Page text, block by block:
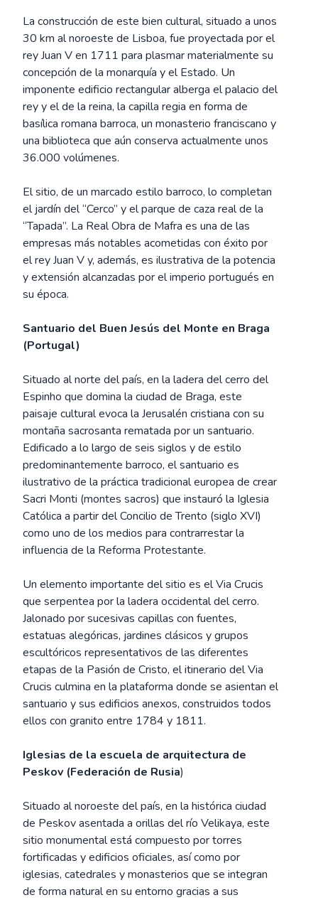
La construcción de este bien cultural, situado a unos
30 km al noroeste de Lisboa, fue proyectada por el
rey Juan V en 1711 para plasmar materialmente su
concepción de la monarquía y el Estado. Un
imponente edificio rectangular alberga el palacio del
rey y el de la reina, la capilla regia en forma de
basílica romana barroca, un monasterio franciscano y
una biblioteca que aún conserva actualmente unos
36.000 volúmenes.
El sitio, de un marcado estilo barroco, lo completan
el jardín del “Cerco” y el parque de caza real de la
“Tapada”. La Real Obra de Mafra es una de las
empresas más notables acometidas con éxito por
el rey Juan V y, además, es ilustrativa de la potencia
y extensión alcanzadas por el imperio portugués en
su época.
Santuario del Buen Jesús del Monte en Braga
(Portugal)
Situado al norte del país, en la ladera del cerro del
Espinho que domina la ciudad de Braga, este
paisaje cultural evoca la Jerusalén cristiana con su
montaña sacrosanta rematada por un santuario.
Edificado a lo largo de seis siglos y de estilo
predominantemente barroco, el santuario es
ilustrativo de la práctica tradicional europea de crear
Sacri Monti (montes sacros) que instauró la Iglesia
Católica a partir del Concilio de Trento (siglo XVI)
como uno de los medios para contrarrestar la
influencia de la Reforma Protestante.
Un elemento importante del sitio es el Via Crucis
que serpentea por la ladera occidental del cerro.
Jalonado por sucesivas capillas con fuentes,
estatuas alegóricas, jardines clásicos y grupos
escultóricos representativos de las diferentes
etapas de la Pasión de Cristo, el itinerario del Via
Crucis culmina en la plataforma donde se asientan el
santuario y sus edificios anexos, construidos todos
ellos con granito entre 1784 y 1811.
Iglesias de la escuela de arquitectura de
Peskov (Federación de Rusia)
Situado al noroeste del país, en la histórica ciudad
de Peskov asentada a orillas del río Velikaya, este
sitio monumental está compuesto por torres
fortificadas y edificios oficiales, así como por
iglesias, catedrales y monasterios que se integran
de forma natural en su entorno gracias a sus